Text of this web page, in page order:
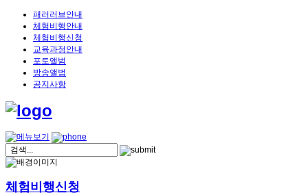
패러러브안내
체험비행안내
체험비행신청
교육과정안내
포토앨범
방송앨범
공지사항
체험비행신청